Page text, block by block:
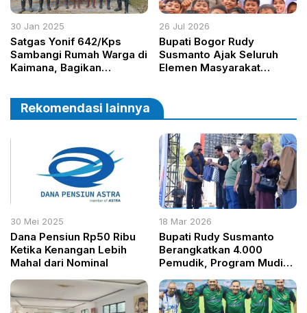
30 Jan 2025
Satgas Yonif 642/Kps
Sambangi Rumah Warga di
Kaimana, Bagikan
26 Jul 2026
Bupati Bogor Rudy
Susmanto Ajak Seluruh
Elemen Masyarakat
Rekomendasi lainnya
30 Mei 2025
Dana Pensiun Rp50 Ribu
Ketika Kenangan Lebih
Mahal dari Nominal
18 Mar 2026
Bupati Rudy Susmanto
Berangkatkan 4.000
Pemudik, Program Mudik
Pecahkan Rekor